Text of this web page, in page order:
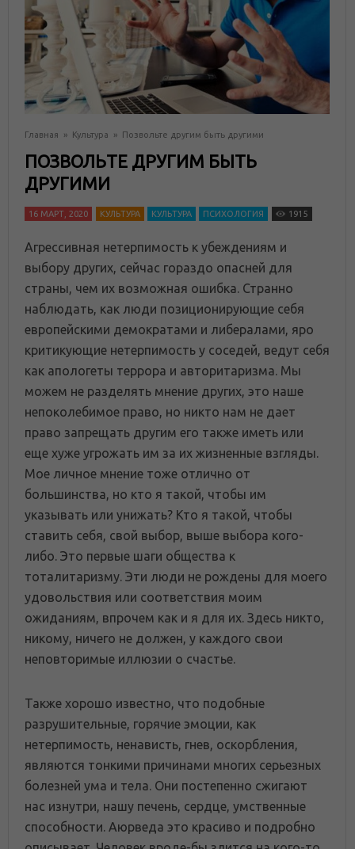
Главная » Культура » Позвольте другим быть другими
ПОЗВОЛЬТЕ ДРУГИМ БЫТЬ
ДРУГИМИ
16 МАРТ, 2020 КУЛЬТУРА КУЛЬТУРА ПСИХОЛОГИЯ 1915
Агрессивная нетерпимость к убеждениям и
выбору других, сейчас гораздо опасней для
страны, чем их возможная ошибка. Странно
наблюдать, как люди позиционирующие себя
европейскими демократами и либералами, яро
критикующие нетерпимость у соседей, ведут себя
как апологеты террора и авторитаризма. Мы
можем не разделять мнение других, это наше
непоколебимое право, но никто нам не дает
право запрещать другим его также иметь или
еще хуже угрожать им за их жизненные взгляды.
Мое личное мнение тоже отлично от
большинства, но кто я такой, чтобы им
указывать или унижать? Кто я такой, чтобы
ставить себя, свой выбор, выше выбора кого-
либо. Это первые шаги общества к
тоталитаризму. Эти люди не рождены для моего
удовольствия или соответствия моим
ожиданиям, впрочем как и я для их. Здесь никто,
никому, ничего не должен, у каждого свои
неповторимые иллюзии о счастье.
Также хорошо известно, что подобные
разрушительные, горячие эмоции, как
нетерпимость, ненависть, гнев, оскорбления,
являются тонкими причинами многих серьезных
болезней ума и тела. Они постепенно сжигают
нас изнутри, нашу печень, сердце, умственные
способности. Аюрведа это красиво и подробно